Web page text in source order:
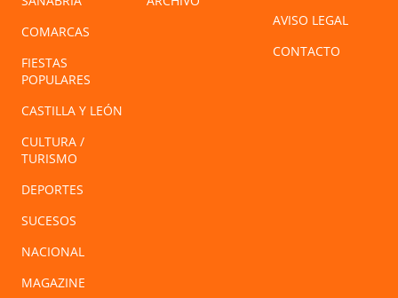
COMARCAS
FIESTAS
POPULARES
CASTILLA Y LEÓN
CULTURA /
TURISMO
DEPORTES
SUCESOS
NACIONAL
MAGAZINE
AVISO LEGAL
CONTACTO